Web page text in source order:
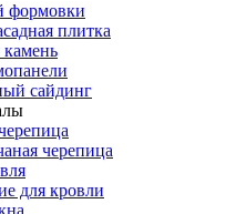
формовки
плитка
сайдинг
черепица
для кровли